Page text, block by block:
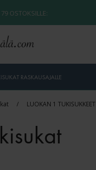
OSTOKSILLE:
RASKAUSAJALLE
/ LUOKAN 1 TUKISUKKEET